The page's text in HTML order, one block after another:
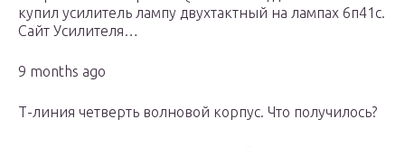
купил усилитель лампу двухтактный на лампах 6п41с.
Сайт Усилителя…
9 months ago
Т-линия четверть волновой корпус. Что получилось?